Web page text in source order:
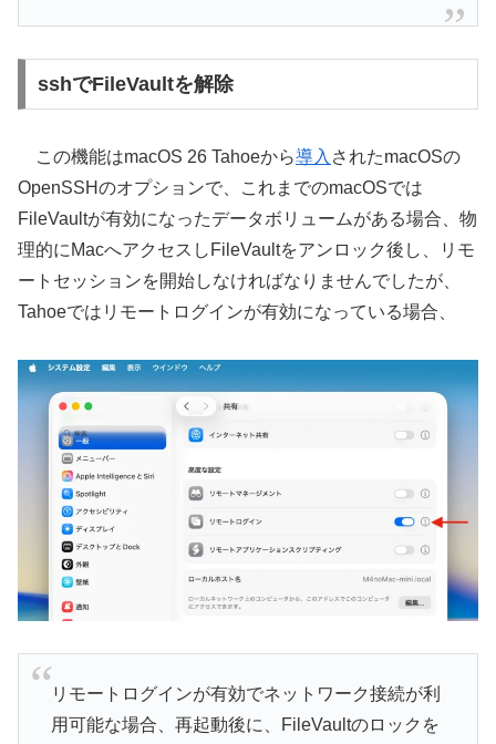
sshでFileVaultを解除
この機能はmacOS 26 Tahoeから導入 されたmacOSの
OpenSSHのオプションで、これまでのmacOSでは
FileVaultが有効になったデータボリュームがある場合、物
理的にMacへアクセスしFileVaultをアンロック後し、リモ
ートセッションを開始しなければなりませんでしたが、
Tahoeではリモートログインが有効になっている場合、
リモートログインが有効でネットワーク接続が利
用可能な場合、再起動後に、FileVaultのロックを